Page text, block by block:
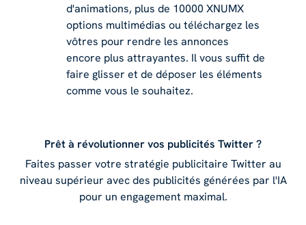
d'animations, plus de 10000 XNUMX
options multimédias ou téléchargez les
vôtres pour rendre les annonces
encore plus attrayantes. Il vous suffit de
faire glisser et de déposer les éléments
comme vous le souhaitez.
Prêt à révolutionner vos publicités Twitter ?
Faites passer votre stratégie publicitaire Twitter au
niveau supérieur avec des publicités générées par l'IA
pour un engagement maximal.